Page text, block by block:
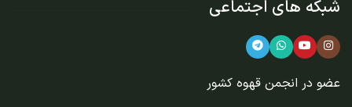
شبکه های اجتماعی
عضو در انجمن قهوه کشور